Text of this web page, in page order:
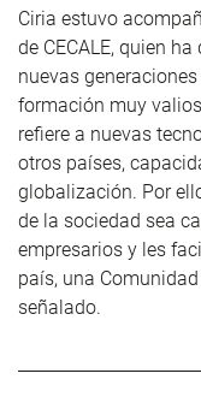
Ciria estuvo
de CECALE, quien
nuevas
formación muy
refiere a nuevas
otros países,
globalización. Por
de la sociedad sea
empresarios y les
país, una
señalado.